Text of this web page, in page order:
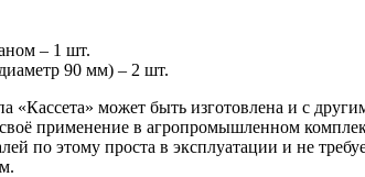
– 1 шт.
90 мм) – 2 шт.
«Кассета» может быть изготовлена и с
применение в агропромышленном
по этому проста в эксплуатации и не